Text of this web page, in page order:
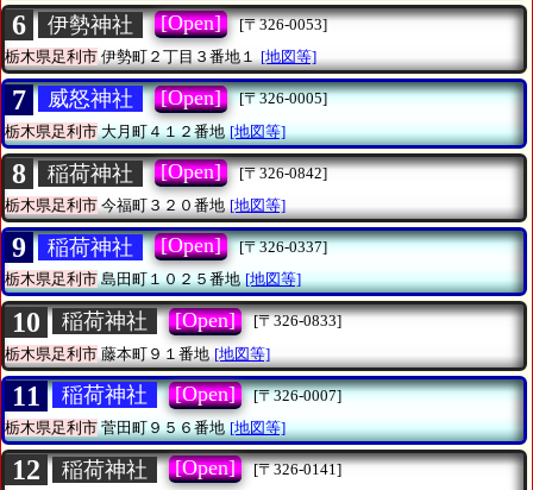
6 伊勢神社 [Open]
[〒326-0053]
栃木県足利市伊勢町２丁目３番地１ [地図等]
7 威怒神社 [Open]
[〒326-0005]
栃木県足利市大月町４１２番地 [地図等]
8 稲荷神社 [Open]
[〒326-0842]
栃木県足利市今福町３２０番地 [地図等]
9 稲荷神社 [Open]
[〒326-0337]
栃木県足利市島田町１０２５番地 [地図等]
10 稲荷神社 [Open]
[〒326-0833]
栃木県足利市 藤本町９１番地 [地図等]
11 稲荷神社 [Open]
[〒326-0007]
栃木県足利市菅田町９５６番地 [地図等]
12 稲荷神社 [Open]
[〒326-0141]